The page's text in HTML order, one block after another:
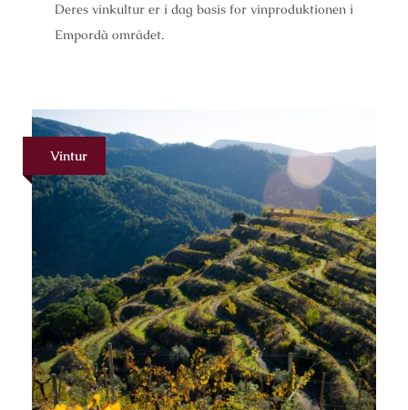
Deres vinkultur er i dag basis for vinproduktionen i
Empordà området.
Vintur